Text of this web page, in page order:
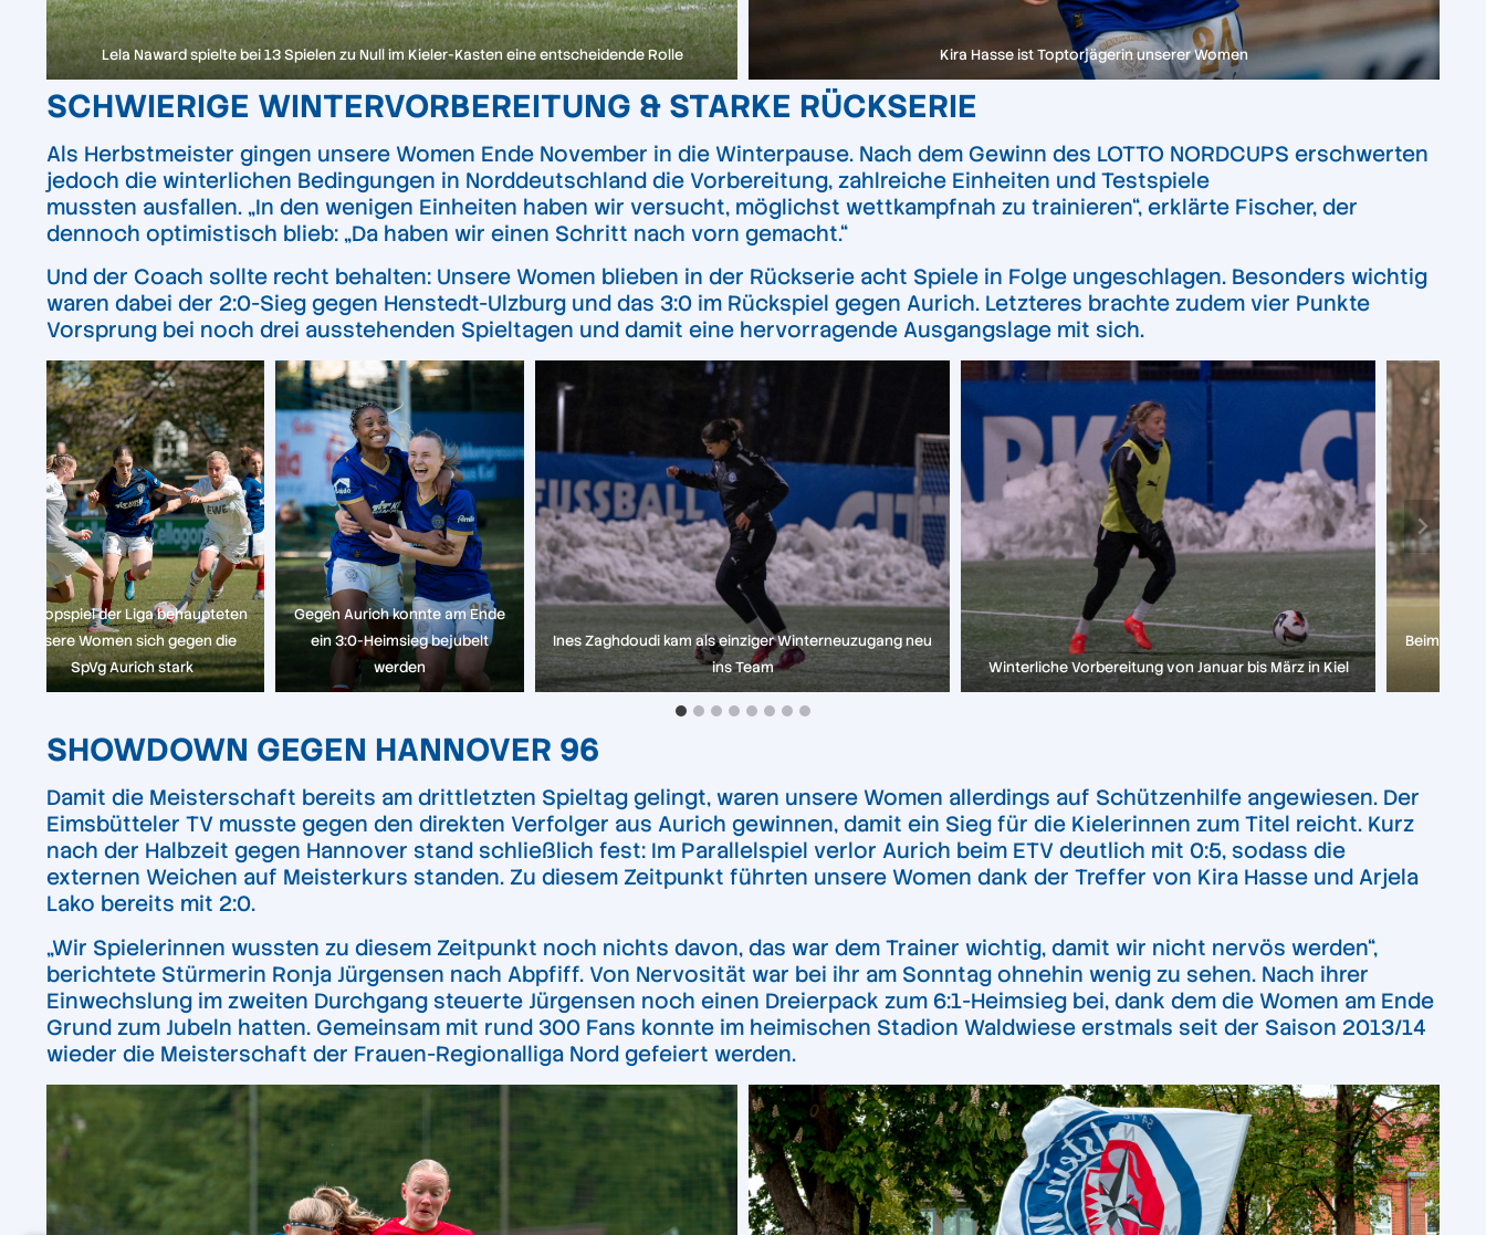
Lela Naward spielte bei 13 Spielen zu Null im Kieler-Kasten eine entscheidende Rolle Kira Hasse ist Toptorjägerin unserer Women
SCHWIERIGE WINTERVORBEREITUNG & STARKE RÜCKSERIE
Als Herbstmeister gingen unsere Women Ende November in die Winterpause. Nach dem Gewinn des LOTTO NORDCUPS erschwerten
jedoch die winterlichen Bedingungen in Norddeutschland die Vorbereitung, zahlreiche Einheiten und Testspiele
mussten ausfallen. „In den wenigen Einheiten haben wir versucht, möglichst wettkampfnah zu trainieren“, erklärte Fischer, der
dennoch optimistisch blieb: „Da haben wir einen Schritt nach vorn gemacht.“
Und der Coach sollte recht behalten: Unsere Women blieben in der Rückserie acht Spiele in Folge ungeschlagen. Besonders wichtig
waren dabei der 2:0-Sieg gegen Henstedt-Ulzburg und das 3:0 im Rückspiel gegen Aurich. Letzteres brachte zudem vier Punkte
Vorsprung bei noch drei ausstehenden Spieltagen und damit eine hervorragende Ausgangslage mit sich.
Im Topspiel der Liga behaupteten
unsere Women sich gegen die
SpVg Aurich stark
Gegen Aurich konnte am Ende
ein 3:0-Heimsieg bejubelt
werden
Ines Zaghdoudi kam als einziger Winterneuzugang neu
ins Team
Winterliche Vorbereitung von Januar bis März in Kiel
Beim
SHOWDOWN GEGEN HANNOVER 96
Damit die Meisterschaft bereits am drittletzten Spieltag gelingt, waren unsere Women allerdings auf Schützenhilfe angewiesen. Der
Eimsbütteler TV musste gegen den direkten Verfolger aus Aurich gewinnen, damit ein Sieg für die Kielerinnen zum Titel reicht. Kurz
nach der Halbzeit gegen Hannover stand schließlich fest: Im Parallelspiel verlor Aurich beim ETV deutlich mit 0:5, sodass die
externen Weichen auf Meisterkurs standen. Zu diesem Zeitpunkt führten unsere Women dank der Treffer von Kira Hasse und Arjela
Lako bereits mit 2:0.
„Wir Spielerinnen wussten zu diesem Zeitpunkt noch nichts davon, das war dem Trainer wichtig, damit wir nicht nervös werden“,
berichtete Stürmerin Ronja Jürgensen nach Abpfiff. Von Nervosität war bei ihr am Sonntag ohnehin wenig zu sehen. Nach ihrer
Einwechslung im zweiten Durchgang steuerte Jürgensen noch einen Dreierpack zum 6:1-Heimsieg bei, dank dem die Women am Ende
Grund zum Jubeln hatten. Gemeinsam mit rund 300 Fans konnte im heimischen Stadion Waldwiese erstmals seit der Saison 2013/14
wieder die Meisterschaft der Frauen-Regionalliga Nord gefeiert werden.